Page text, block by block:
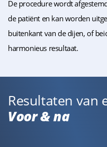
De procedure wordt
de patiënt en kan worden
buitenkant van de dijen, of
harmonieus resultaat.
Resultaten van
Voor & na